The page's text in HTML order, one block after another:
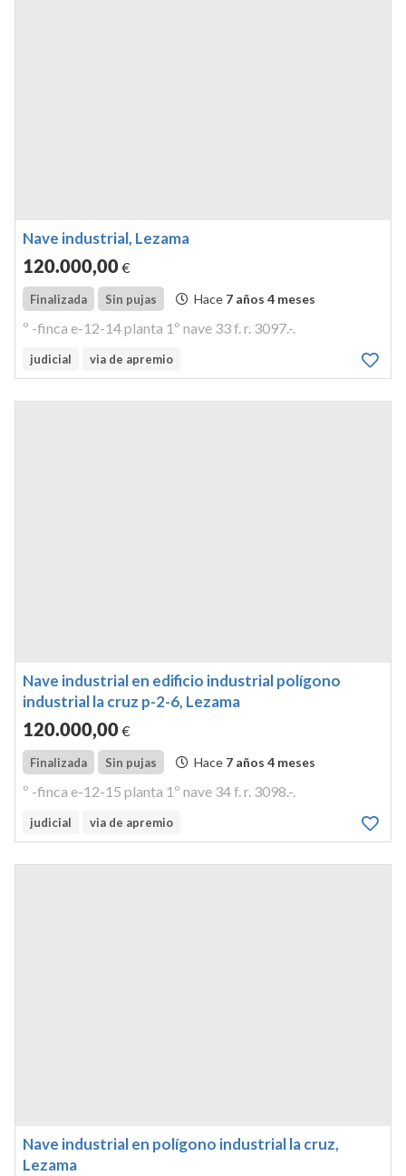
Nave industrial, Lezama
120.000,00€
Finalizada Sin pujas Hace 7 años 4 meses
º -finca e-12-14 planta 1º nave 33 f. r. 3097.-.
judicial via de apremio
Nave industrial en edificio industrial polígono
industrial la cruz p-2-6, Lezama
120.000,00€
Finalizada Sin pujas Hace 7 años 4 meses
º -finca e-12-15 planta 1º nave 34 f. r. 3098.-.
judicial via de apremio
Nave industrial en polígono industrial la cruz,
Lezama